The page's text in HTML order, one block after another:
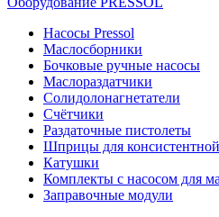
Насосы Pressol
Маслосборники
Бочковые ручные насосы
Маслораздатчики
Солидолонагнетатели
Счётчики
Раздаточные пистолеты
Шприцы для
Катушки
Комплекты с насосом для
Заправочные модули